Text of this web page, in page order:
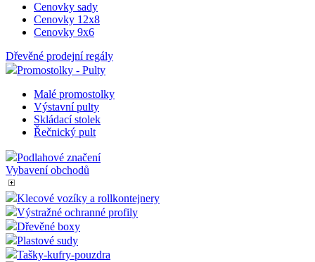
Cenovky sady
Cenovky 12x8
Cenovky 9x6
Dřevěné prodejní regály
Promostolky - Pulty
Malé promostolky
Výstavní pulty
Skládací stolek
Řečnický pult
Podlahové značení
Vybavení obchodů
Klecové vozíky a rollkontejnery
Výstražné ochranné profily
Dřevěné boxy
Plastové sudy
Tašky-kufry-pouzdra